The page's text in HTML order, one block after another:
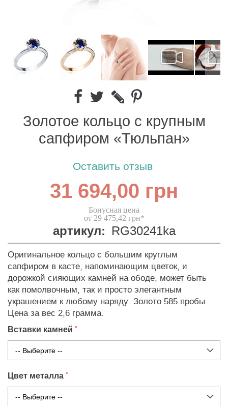
Золотое кольцо с крупным
сапфиром «Тюльпан»
Оставить отзыв
31 694,00 грн
Бонусная цена
от 29 475,42 грн*
артикул: RG30241ka
Оригинальное кольцо с большим круглым
сапфиром в касте, напоминающим цветок, и
дорожкой сияющих камней на ободе, может быть
как помолвочным, так и просто элегантным
украшением к любому наряду. Золото 585 пробы.
Цена за вес 2,6 грамма.
Вставки камней
Цвет металла